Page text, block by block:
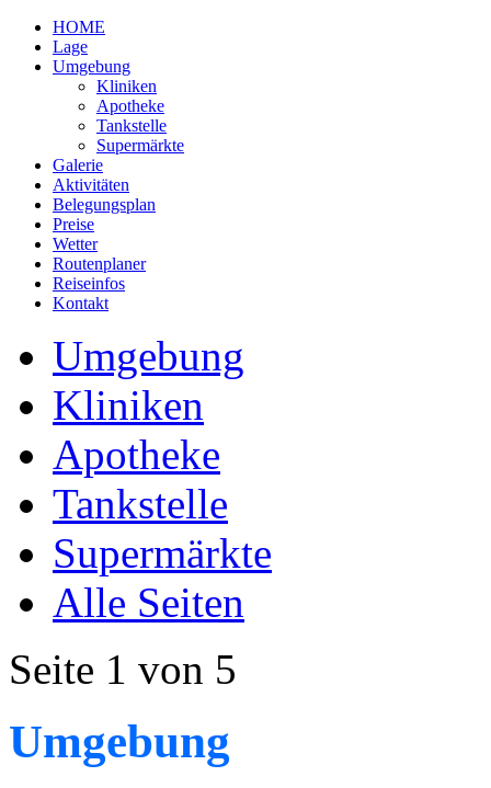
HOME
Lage
Umgebung
Kliniken
Apotheke
Tankstelle
Supermärkte
Galerie
Aktivitäten
Belegungsplan
Preise
Wetter
Routenplaner
Reiseinfos
Kontakt
Umgebung
Kliniken
Apotheke
Tankstelle
Supermärkte
Alle Seiten
Seite 1 von 5
Umgebung